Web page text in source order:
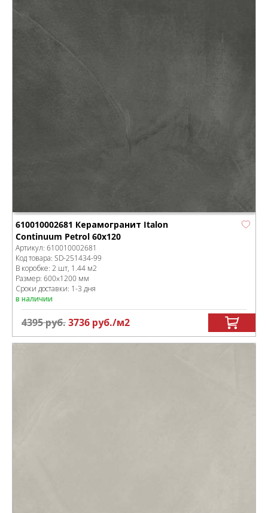
610010002681 Керамогранит Italon
Continuum Petrol 60x120
Артикул: 610010002681
Код товара: SD-251434-99
В коробке: 2 шт, 1.44 м2
Размер: 600x1200 мм
Сроки доставки: 1-3 дня
в наличии
4395руб.3736 руб./м2